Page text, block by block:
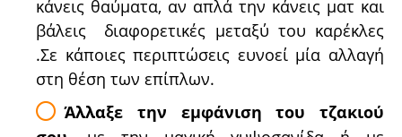
κάνεις θαύματα, αν απλά την κάνεις ματ και
βάλεις διαφορετικές μεταξύ του καρέκλες
.Σε κάποιες περιπτώσεις ευνοεί μία αλλαγή
στη θέση των επίπλων.
Άλλαξε την εμφάνιση του τζακιού